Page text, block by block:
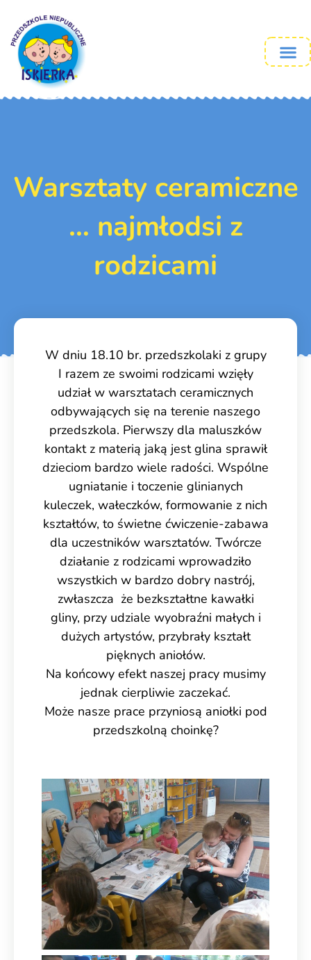
Warsztaty ceramiczne
… najmłodsi z
rodzicami
W dniu 18.10 br. przedszkolaki z grupy
I razem ze swoimi rodzicami wzięły
udział w warsztatach ceramicznych
odbywających się na terenie naszego
przedszkola. Pierwszy dla maluszków
kontakt z materią jaką jest glina sprawił
dzieciom bardzo wiele radości. Wspólne
ugniatanie i toczenie glinianych
kuleczek, wałeczków, formowanie z nich
kształtów, to świetne ćwiczenie-zabawa
dla uczestników warsztatów. Twórcze
działanie z rodzicami wprowadziło
wszystkich w bardzo dobry nastrój,
zwłaszcza że bezkształtne kawałki
gliny, przy udziale wyobraźni małych i
dużych artystów, przybrały kształt
pięknych aniołów.
Na końcowy efekt naszej pracy musimy
jednak cierpliwie zaczekać.
Może nasze prace przyniosą aniołki pod
przedszkolną choinkę?